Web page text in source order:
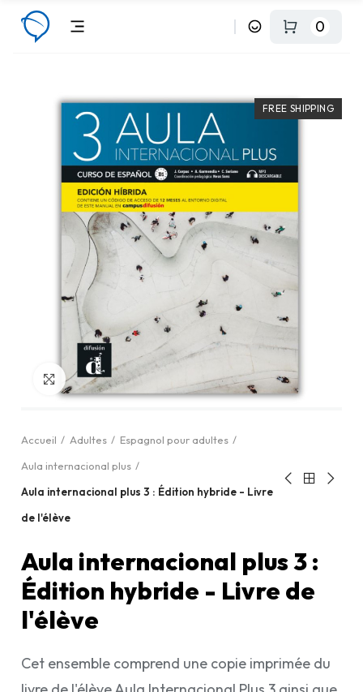
0
FREE SHIPPING
Cliquez pour agrandir
Accueil Adultes
Espagnol pour adultes
Aula internacional plus
Aula internacional plus 3 : Édition hybride - Livre
de l'élève
Aula internacional plus 3 :
Édition hybride - Livre de
l'élève
Cet ensemble comprend une copie imprimée du